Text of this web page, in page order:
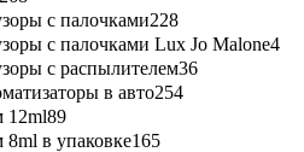
с палочками228
с палочками Lux Jo Malone4
с распылителем36
в авто254
12ml89
в упаковке165